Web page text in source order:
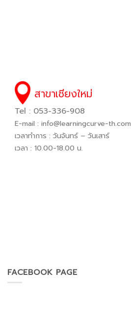
สาขาเชียงใหม่
Tel : 053-336-908
E-mail : info@learningcurve-th.com
เวลาทำการ : วันจันทร์ – วันเสาร์
เวลา : 10.00-18.00 น.
FACEBOOK PAGE